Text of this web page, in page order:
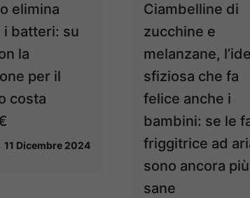
elimina
i batteri: su
la
per il
costa
11 Dicembre 2024
Ciambelline di
zucchine e
melanzane,
sfiziosa che fa
felice anche i
bambini: se le
friggitrice ad
sono ancora più
sane